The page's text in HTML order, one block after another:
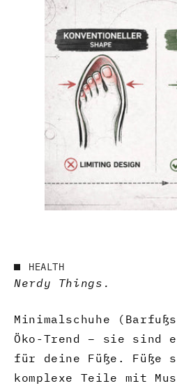
HEALTH
Nerdy Things.
Minimalschuhe
Öko-Trend – sie sind
für deine Füße. Füße
komplexe Teile mit